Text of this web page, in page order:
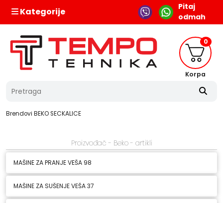
Kategorije
Pitaj
odmah
0
Korpa
Brendovi BEKOSECKALICE
Proizvođač - Beko - artikli
MAŠINE ZA PRANJE VEŠA 98
MAŠINE ZA SUŠENJE VEŠA37